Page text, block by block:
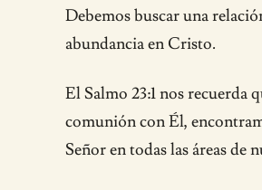
Debemos buscar una
abundancia en Cristo.
El Salmo 23:1 nos recuerda
comunión con Él,
Señor en todas las áreas de